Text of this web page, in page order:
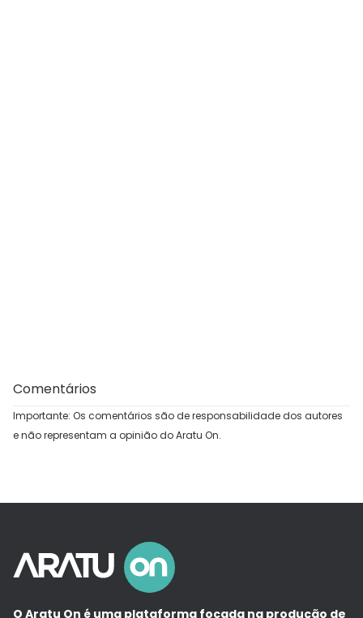
Comentários
Importante: Os comentários são de responsabilidade dos autores
e não representam a opinião do Aratu On.
O Aratu On é uma plataforma focada na produção de